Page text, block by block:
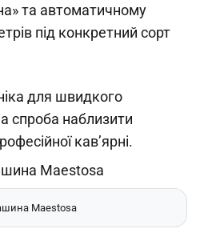
та автоматичному
під конкретний сорт
для швидкого
спроба наблизити
кав’ярні.
Maestosa